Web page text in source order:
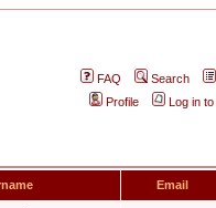
FAQ
Search
Profile
Log in
Email